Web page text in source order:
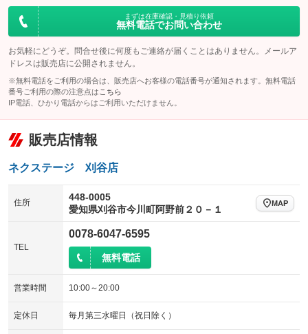
まずは在庫確認・見積り依頼
無料電話でお問い合わせ
お気軽にどうぞ。問合せ後に何度もご連絡が届くことはありません。メールア
ドレスは販売店に公開されません。
※無料電話をご利用の場合は、販売店へお客様の電話番号が通知されます。無料電話
番号ご利用の際の注意点は こちら
IP電話、ひかり電話からはご利用いただけません。
販売店情報
ネクステージ 刈谷店
住所
448-0005
愛知県刈谷市今川町阿野前２０－１
MAP
TEL
0078-6047-6595
無料電話
営業時間 10:00～20:00
定休日 毎月第三水曜日（祝日除く）